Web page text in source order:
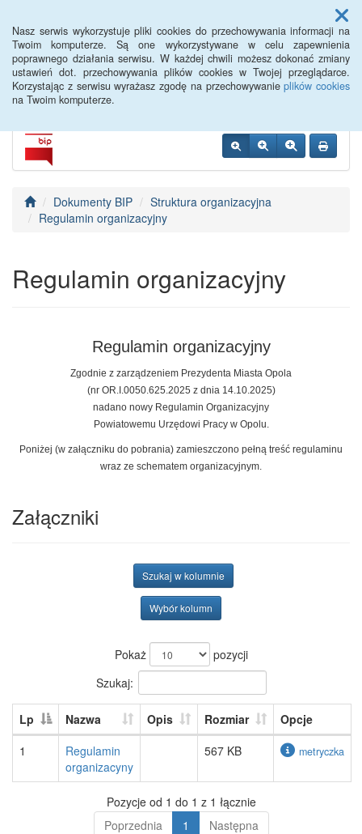
Nasz serwis wykorzystuje pliki cookies do przechowywania informacji na
Twoim komputerze. Są one wykorzystywane w celu zapewnienia
poprawnego działania serwisu. W każdej chwili możesz dokonać zmiany
ustawień dot. przechowywania plików cookies w Twojej przeglądarce.
Korzystając z serwisu wyrażasz zgodę na przechowywanieplików cookies
na Twoim komputerze.
Menu
PUP Opole
Dokumenty BIP
Struktura organizacyjna
Regulamin organizacyjny
Regulamin organizacyjny
Regulamin organizacyjny
Zgodnie z zarządzeniem Prezydenta Miasta Opola
(nr OR.I.0050.625.2025 z dnia 14.10.2025)
nadano nowy Regulamin Organizacyjny
Powiatowemu Urzędowi Pracy w Opolu.
Poniżej (w załączniku do pobrania) zamieszczono pełną treść regulaminu
wraz ze schematem organizacyjnym.
Załączniki
Szukaj w kolumnie
Wybór kolumn
Pokaż
pozycji
Szukaj:
Lp Nazwa Opis Rozmiar
Opcje
1
Regulamin
organizacyny
567 KB metryczka
Pozycje od 1 do 1 z 1 łącznie
Poprzednia
1 Następna